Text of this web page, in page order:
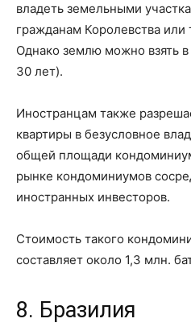
владеть земельными
гражданам Королевства или
Однако землю можно взять
30 лет).
Иностранцам также
квартиры в безусловное
общей площади
рынке кондоминиумов
иностранных инвесторов.
Стоимость такого
составляет около 1,3 млн.
8. Бразилия